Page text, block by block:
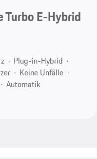
Turbo E-Hybrid
Plug-in-Hybrid
Keine Unfälle
Automatik